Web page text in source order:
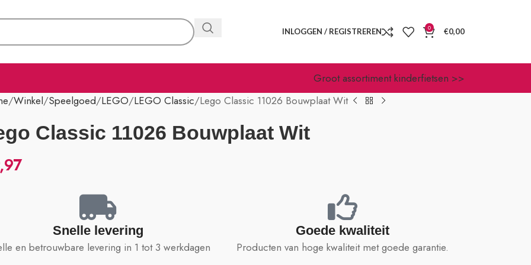
INLOGGEN / REGISTREREN 0 €0,00
Groot assortiment kinderfietsen >>
Winkel Speelgoed LEGO LEGO Classic Lego Classic 11026 Bouwplaat Wit
Classic 11026 Bouwplaat Wit
Snelle levering
en betrouwbare levering in 1 tot 3 werkdagen
Goede kwaliteit
Producten van hoge kwaliteit met goede garantie.